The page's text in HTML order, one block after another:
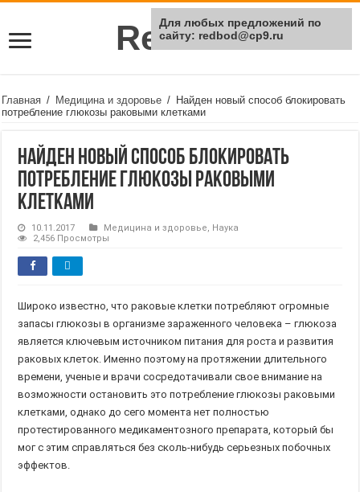
Rei Red
Главная / Медицина и здоровье / Найден новый способ блокировать
потребление глюкозы раковыми клетками
Найден новый способ блокировать
потребление глюкозы раковыми
клетками
10.11.2017 Медицина и здоровье, Наука
2,456 Просмотры
Широко известно, что раковые клетки потребляют огромные
запасы глюкозы в организме зараженного человека – глюкоза
является ключевым источником питания для роста и развития
раковых клеток. Именно поэтому на протяжении длительного
времени, ученые и врачи сосредотачивали свое внимание на
возможности остановить это потребление глюкозы раковыми
клетками, однако до сего момента нет полностью
протестированного медикаментозного препарата, который бы
мог с этим справляться без сколь-нибудь серьезных побочных
эффектов.
Для любых предложений по
сайту: redbod@cp9.ru